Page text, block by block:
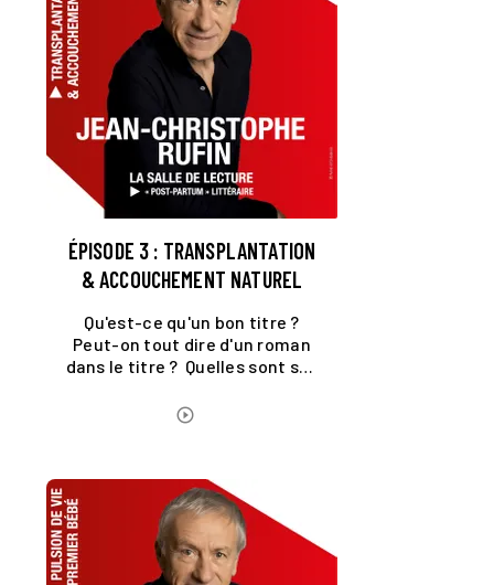
ÉPISODE 3 : TRANSPLANTATION
& ACCOUCHEMENT NATUREL
Qu'est-ce qu'un bon titre ?
Peut-on tout dire d'un roman
dans le titre ? Quelles sont ses
play_circle_outline